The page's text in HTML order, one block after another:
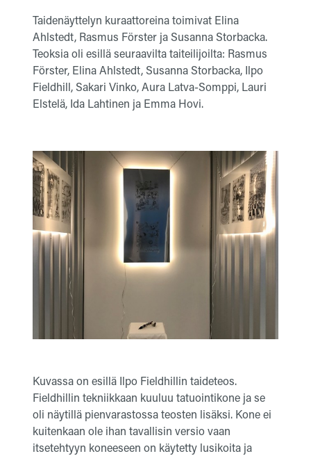
Taidenäyttelyn kuraattoreina toimivat Elina
Ahlstedt, Rasmus Förster ja Susanna Storbacka.
Teoksia oli esillä seuraavilta taiteilijoilta: Rasmus
Förster, Elina Ahlstedt, Susanna Storbacka, Ilpo
Fieldhill, Sakari Vinko, Aura Latva-Somppi, Lauri
Elstelä, Ida Lahtinen ja Emma Hovi.
Kuvassa on esillä Ilpo Fieldhillin taideteos.
Fieldhillin tekniikkaan kuuluu tatuointikone ja se
oli näytillä pienvarastossa teosten lisäksi. Kone ei
kuitenkaan ole ihan tavallisin versio vaan
itsetehtyyn koneeseen on käytetty lusikoita ja